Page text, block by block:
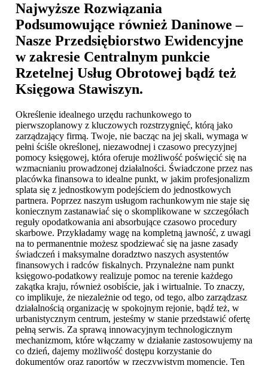
Najwyższe Rozwiązania
Podsumowujące również Daninowe –
Nasze Przedsiębiorstwo Ewidencyjne
w zakresie Centralnym punkcie
Rzetelnej Usług Obrotowej bądź też
Księgowa Stawiszyn.
Określenie idealnego urzędu rachunkowego to
pierwszoplanowy z kluczowych rozstrzygnięć, którą jako
zarządzający firmą. Twoje, nie bacząc na jej skali, wymaga w
pełni ściśle określonej, niezawodnej i czasowo precyzyjnej
pomocy księgowej, która oferuje możliwość poświęcić się na
wzmacnianiu prowadzonej działalności. Świadczone przez nas
placówka finansowa to idealne punkt, w jakim profesjonalizm
splata się z jednostkowym podejściem do jednostkowych
partnera. Poprzez naszym usługom rachunkowym nie staje się
koniecznym zastanawiać się o skomplikowane w szczegółach
reguły opodatkowania ani absorbujące czasowo procedury
skarbowe. Przykładamy wagę na kompletną jawność, z uwagi
na to permanentnie możesz spodziewać się na jasne zasady
świadczeń i maksymalne doradztwo naszych asystentów
finansowych i radców fiskalnych. Przynależne nam punkt
księgowo-podatkowy realizuje pomoc na terenie każdego
zakątka kraju, również osobiście, jak i wirtualnie. To znaczy,
co implikuje, że niezależnie od tego, od tego, albo zarządzasz
działalnością organizację w spokojnym rejonie, bądź też, w
urbanistycznym centrum, jesteśmy w stanie przedstawić ofertę
pełną serwis. Za sprawą innowacyjnym technologicznym
mechanizmom, które włączamy w działanie zastosowujemy na
co dzień, dajemy możliwość dostępu korzystanie do
dokumentów oraz raportów w rzeczywistym momencie. Ten